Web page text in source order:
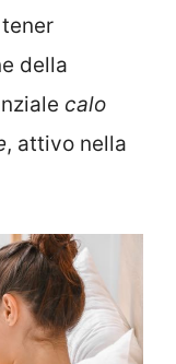
della
calo
, attivo nella